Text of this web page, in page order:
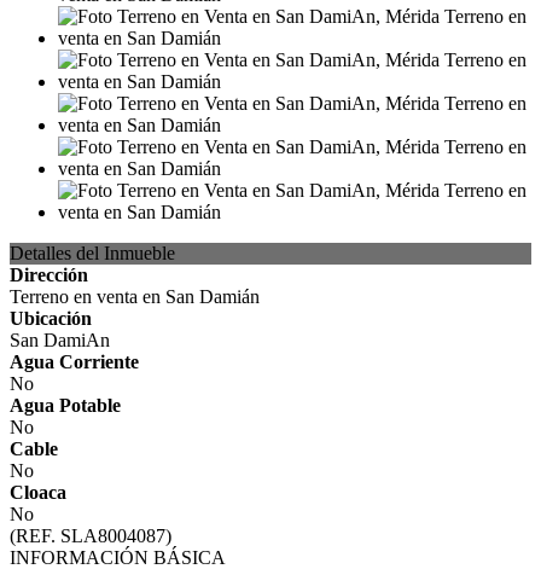
Detalles del Inmueble
Dirección
Terreno en venta en San Damián
Ubicación
San DamiAn
Agua Corriente
No
Agua Potable
No
Cable
No
Cloaca
No
(REF. SLA8004087)
INFORMACIÓN BÁSICA